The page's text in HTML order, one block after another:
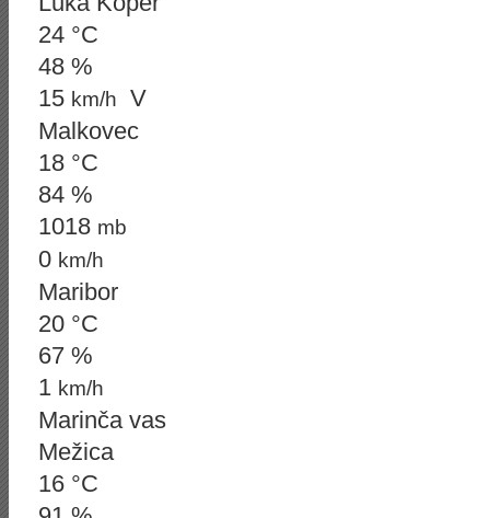
24 °C
48 %
15 km/h
V
Malkovec
18 °C
84 %
1018 mb
0 km/h
Maribor
20 °C
67 %
1 km/h
Marinča vas
Mežica
16 °C